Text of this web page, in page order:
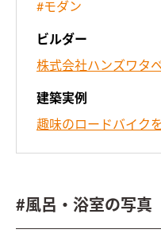
#モダン
ビルダー
株式会社ハンズワタ
建築実例
趣味のロードバイク
#風呂・浴室の写真